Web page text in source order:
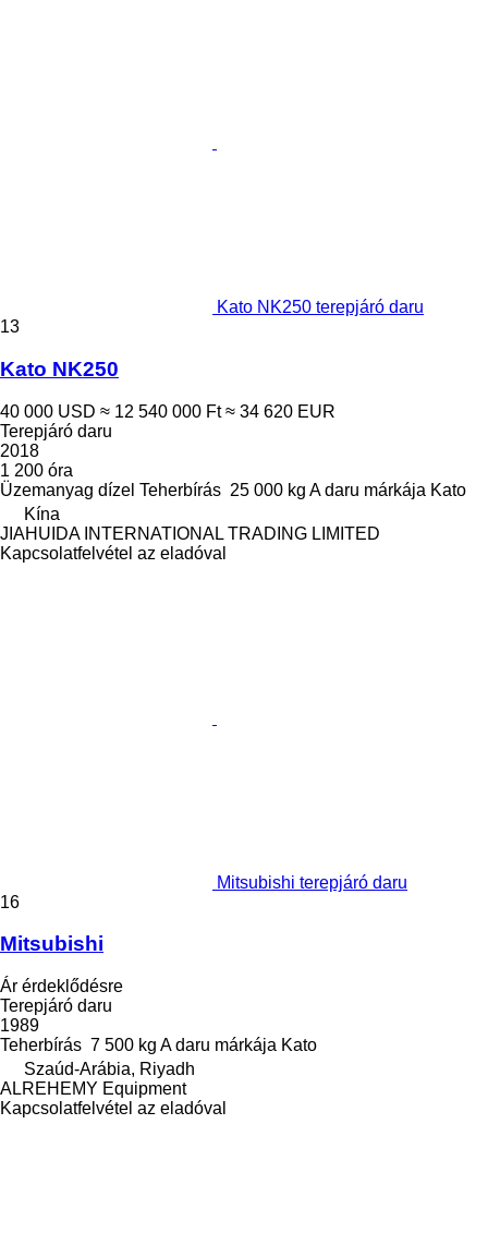
Kato NK250 terepjáró daru
13
Kato NK250
40 000 USD ≈ 12 540 000 Ft ≈ 34 620 EUR
Terepjáró daru
2018
1 200 óra
Üzemanyag dízel Teherbírás 25 000 kg A daru márkája Kato
Kína
JIAHUIDA INTERNATIONAL TRADING LIMITED
Kapcsolatfelvétel az eladóval
Mitsubishi terepjáró daru
16
Mitsubishi
Ár érdeklődésre
Terepjáró daru
1989
Teherbírás 7 500 kg A daru márkája Kato
Szaúd-Arábia, Riyadh
ALREHEMY Equipment
Kapcsolatfelvétel az eladóval